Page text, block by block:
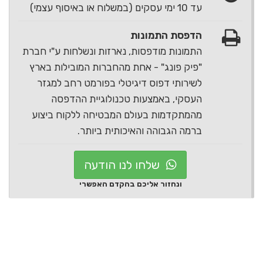
עד 10 ימי עסקים (במשלוח או באיסוף עצמי)
הדפסת התמונות
התמונות מודפסות, נארזות ונשלחות ע"י חברת
"פיק פונג" - אחת מהחברות המובילות בארץ
לשירותי דפוס דיגיטלי בפורמט רחב למגזר
העסקי, באמצעות טכנולוגיית ההדפסה
מהמתקדמות בעולם המבטיחה ללקוח ביצוע
ברמה הגבוהה והאיכותית ביותר.
שלחו לנו הודעה
ונחזור אליכם בהקדם האפשרי